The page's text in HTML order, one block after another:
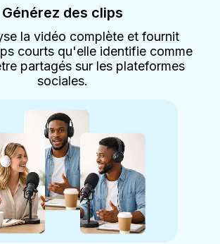
Générez des clips
la vidéo complète et fournit
courts qu'elle identifie comme
partagés sur les plateformes
sociales.